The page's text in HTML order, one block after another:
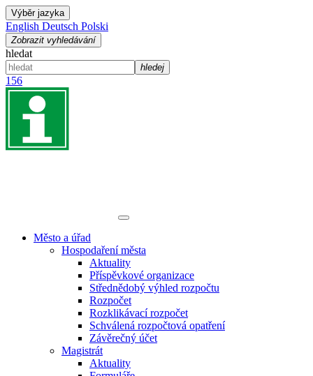
Výběr jazyka
English Deutsch Polski
Zobrazit vyhledávání
hledat
hledej
156
Město a úřad
Hospodaření města
Aktuality
Příspěvkové organizace
Střednědobý výhled rozpočtu
Rozpočet
Rozklikávací rozpočet
Schválená rozpočtová opatření
Závěrečný účet
Magistrát
Aktuality